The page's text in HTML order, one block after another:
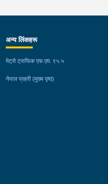
फेला परेको । लागुऔषध सहित
१९, बस्तिपुर बस्ने वर्ष
अन्य लिंकहरू
मेट्रो ट्राफिक एफ.एम. ९५.५
नेपाल प्रहरी (मुख्य पृष्ठ)